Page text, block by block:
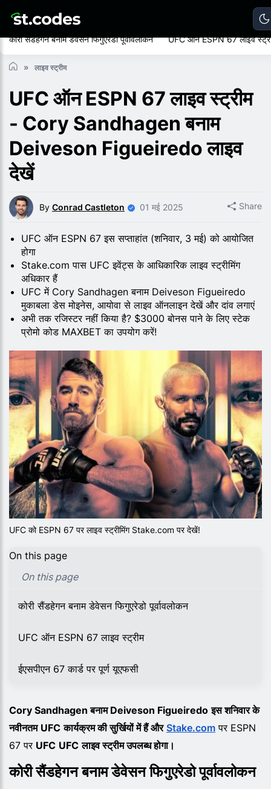
कोरी सैंडहेगन बनाम डेवेसन फिगुएरेडो पूर्वावलोकन UFC ऑन ESPN 67 लाइव
लाइव स्ट्रीम
UFC ऑन ESPN 67 लाइव स्ट्रीम
- Cory Sandhagen बनाम
Deiveson Figueiredo लाइव
देखें
By Conrad Castleton 01 मई 2025 Share
UFC ऑन ESPN 67 इस सप्ताहांत (शनिवार, 3 मई) को आयोजित
होगा
Stake.com पास UFC इवेंट्स के आधिकारिक लाइव स्ट्रीमिंग
अधिकार हैं
UFC में Cory Sandhagen बनाम Deiveson Figueiredo
मुकाबला डेस मोइनेस, आयोवा से लाइव ऑनलाइन देखें और दांव लगाएं
अभी तक रजिस्टर नहीं किया है? $3000 बोनस पाने के लिए स्टेक
प्रोमो कोड MAXBET का उपयोग करें!
UFC को ESPN 67 पर लाइव स्ट्रीमिंग Stake.com पर देखें!
On this page
On this page
कोरी सैंडहेगन बनाम डेवेसन फिगुएरेडो पूर्वावलोकन
UFC ऑन ESPN 67 लाइव स्ट्रीम
ईएसपीएन 67 कार्ड पर पूर्ण यूएफसी
Cory Sandhagen बनाम Deiveson Figueiredo इस शनिवार के
नवीनतम UFC कार्यक्रम की सुर्खियों में हैं और Stake.com पर ESPN
67 पर UFC UFC लाइव स्ट्रीम उपलब्ध होगा।
कोरी सैंडहेगन बनाम डेवेसन फिगुएरेडो पूर्वावलोकन